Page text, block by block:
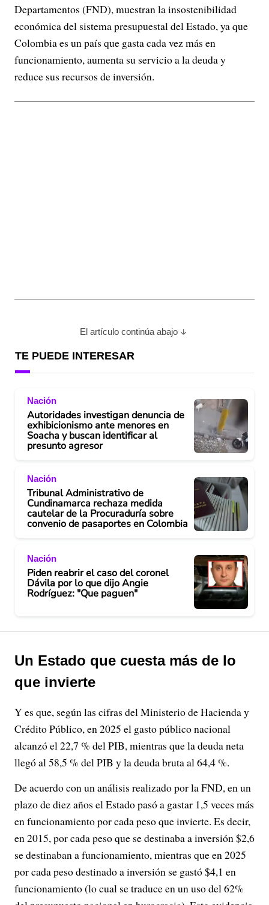
Departamentos (FND), muestran la insostenibilidad
económica del sistema presupuestal del Estado, ya que
Colombia es un país que gasta cada vez más en
funcionamiento, aumenta su servicio a la deuda y
reduce sus recursos de inversión.
El artículo continúa abajo
TE PUEDE INTERESAR
Nación
Autoridades investigan denuncia de
exhibicionismo ante menores en
Soacha y buscan identificar al
presunto agresor
Nación
Tribunal Administrativo de
Cundinamarca rechaza medida
cautelar de la Procuraduría sobre
convenio de pasaportes en Colombia
Nación
Piden reabrir el caso del coronel
Dávila por lo que dijo Angie
Rodríguez: "Que paguen"
Un Estado que cuesta más de lo
que invierte
Y es que, según las cifras del Ministerio de Hacienda y
Crédito Público, en 2025 el gasto público nacional
alcanzó el 22,7 % del PIB, mientras que la deuda neta
llegó al 58,5 % del PIB y la deuda bruta al 64,4 %.
De acuerdo con un análisis realizado por la FND, en un
plazo de diez años el Estado pasó a gastar 1,5 veces más
en funcionamiento por cada peso que invierte. Es decir,
en 2015, por cada peso que se destinaba a inversión $2,6
se destinaban a funcionamiento, mientras que en 2025
por cada peso destinado a inversión se gastó $4,1 en
funcionamiento (lo cual se traduce en un uso del 62%